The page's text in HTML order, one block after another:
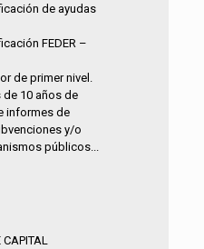
de ayudas
FEDER –
de primer nivel.
10 años de
informes de
y/o
públicos...
CAPITAL